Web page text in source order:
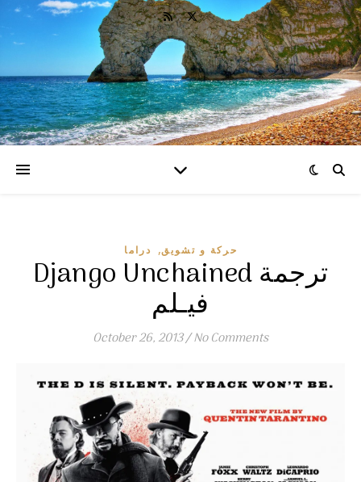
حركة و تشويق, دراما
Django Unchained ترجمة
فيـلم
October 26, 2013/No Comments